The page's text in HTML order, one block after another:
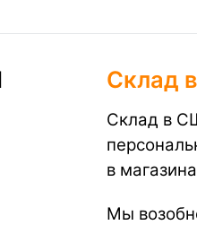
Склад
Склад в
в
Мы